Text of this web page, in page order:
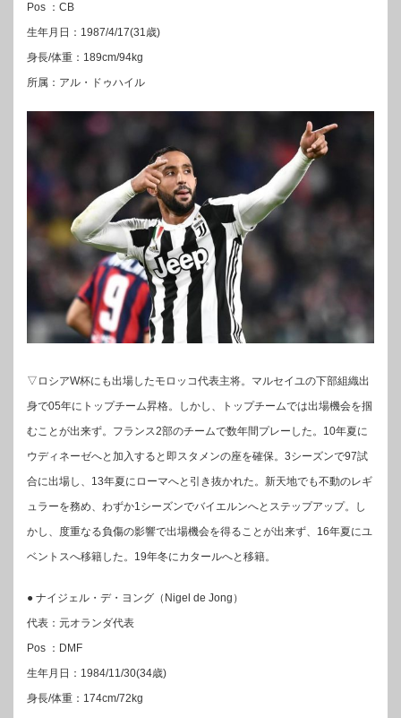
Pos ：CB
生年月日：1987/4/17(31歳)
身長/体重：189cm/94kg
所属：アル・ドゥハイル
▽ロシアW杯にも出場したモロッコ代表主将。マルセイユの下部組織出
身で05年にトップチーム昇格。しかし、トップチームでは出場機会を掴
むことが出来ず。フランス2部のチームで数年間プレーした。10年夏に
ウディネーゼへと加入すると即スタメンの座を確保。3シーズンで97試
合に出場し、13年夏にローマへと引き抜かれた。新天地でも不動のレギ
ュラーを務め、わずか1シーズンでバイエルンへとステップアップ。し
かし、度重なる負傷の影響で出場機会を得ることが出来ず、16年夏にユ
ベントスへ移籍した。19年冬にカタールへと移籍。
● ナイジェル・デ・ヨング（Nigel de Jong）
代表：元オランダ代表
Pos ：DMF
生年月日：1984/11/30(34歳)
身長/体重：174cm/72kg